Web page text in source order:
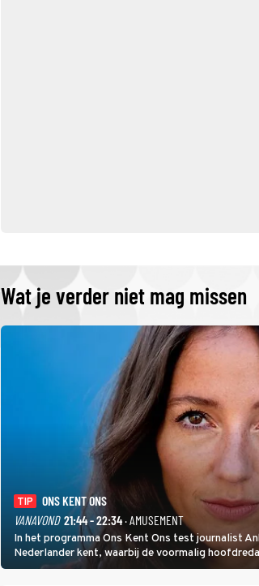
Wat je verder niet mag missen
TIP
ONS KENT ONS
VANAVOND 21:44 - 22:34· AMUSEMENT
In het programma Ons Kent Ons test journalist
Nederlander kent, waarbij de voormalig
het samen met rapper Keizer opneemt tegen